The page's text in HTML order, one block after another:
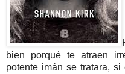
bien porqué te atraen
potente imán se tratara,